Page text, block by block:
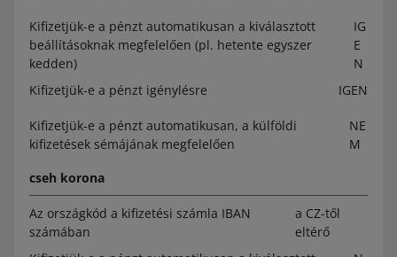
Kifizetjük-e a pénzt automatikusan a kiválasztott
beállításoknak megfelelően (pl. hetente egyszer
kedden)
IG
E
N
Kifizetjük-e a pénzt igénylésre
IGEN
Kifizetjük-e a pénzt automatikusan, a külföldi
kifizetések sémájának megfelelően
NE
M
cseh korona
Az országkód a kifizetési számla IBAN
számában
a CZ-től
eltérő